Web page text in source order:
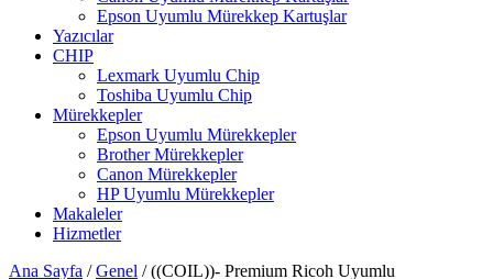
Epson Uyumlu Mürekkep Kartuşlar
Yazıcılar
CHIP
Lexmark Uyumlu Chip
Toshiba Uyumlu Chip
Mürekkepler
Epson Uyumlu Mürekkepler
Brother Mürekkepler
Canon Mürekkepler
HP Uyumlu Mürekkepler
Makaleler
Hizmetler
Ana Sayfa /Genel / ((COIL))- Premium Ricoh Uyumlu